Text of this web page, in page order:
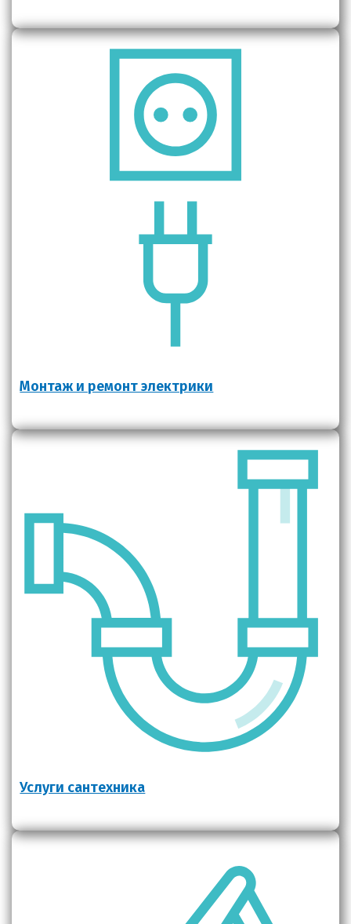
Монтаж и ремонт электрики
Услуги сантехника